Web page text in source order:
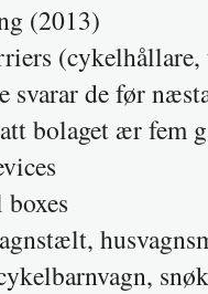
(2013)
svarar de før
bolaget ær fem
Truck
cykelbarnvagn,